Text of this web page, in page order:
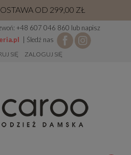
OD 299,00 ZŁ
+48 607 046 860 lub napisz
| Śledź nas
SIĘ ZALOGUJ SIĘ